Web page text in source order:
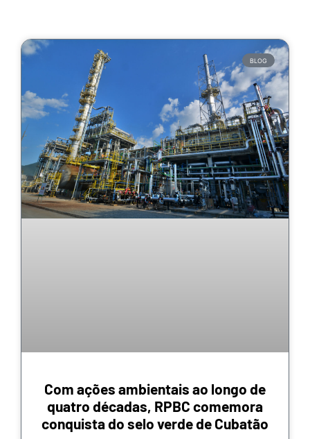
BLOG
Com ações ambientais ao longo de
quatro décadas, RPBC comemora
conquista do selo verde de Cubatão